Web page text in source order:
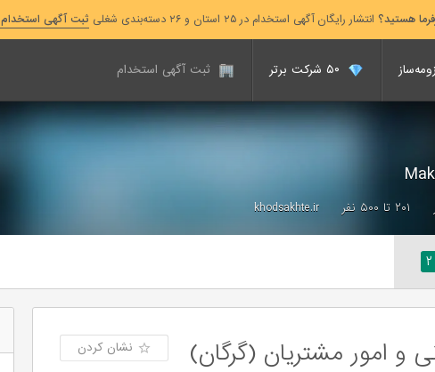
هستید؟ انتشار رایگان آگهی استخدام در ۲۵ استان و ۲۶ دسته‌بندی شغلی ثبت آگهی استخدام
ثبت آگهی استخدام
۲۰۱ تا ۵۰۰ نفر khodsakhte.ir
۲
و امور مشتریان (گرگان) نشان کردن